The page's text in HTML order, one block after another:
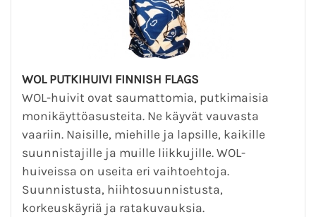
WOL PUTKIHUIVI FINNISH FLAGS
WOL-huivit ovat saumattomia, putkimaisia
monikäyttöasusteita. Ne käyvät vauvasta
vaariin. Naisille, miehille ja lapsille, kaikille
suunnistajille ja muille liikkujille. WOL-
huiveissa on useita eri vaihtoehtoja.
Suunnistusta, hiihtosuunnistusta,
korkeuskäyriä ja ratakuvauksia.